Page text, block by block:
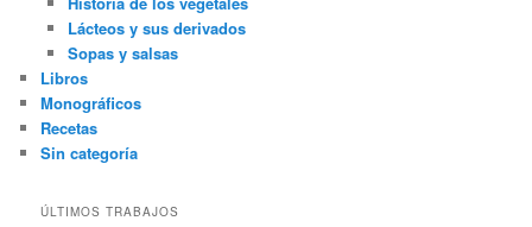
Lácteos y sus derivados
Sopas y salsas
Libros
Monográficos
Recetas
Sin categoría
ÚLTIMOS TRABAJOS